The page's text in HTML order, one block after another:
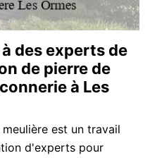
des experts de
de pierre de
à Les
est un travail
d'experts pour